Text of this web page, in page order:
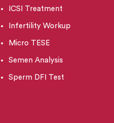
ICSI Treatment
Infertility Workup
Micro TESE
Semen Analysis
Sperm DFI Test